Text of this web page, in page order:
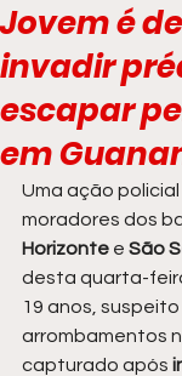
Jovem é
invadir
escapar
em
Uma ação
moradores dos
Horizonte e São
desta quarta-
19 anos,
arrombamentos
capturado após